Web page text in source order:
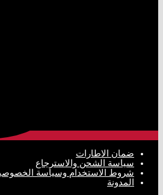
ضمان الاطارات
سياسة الشحن والاسترجاع
شروط الاستخدام وسياسة
المدونة